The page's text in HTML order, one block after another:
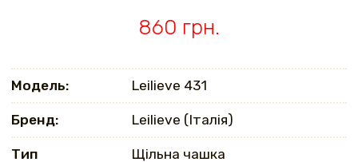
860 грн.
Модель: Leilieve 431
Бренд: Leilieve (Італія)
Тип Щільна чашка